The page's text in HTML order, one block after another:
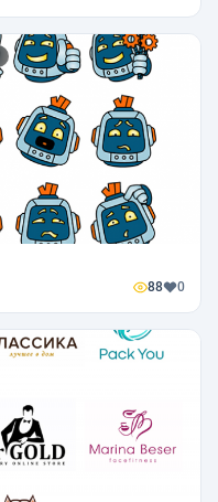
88 0